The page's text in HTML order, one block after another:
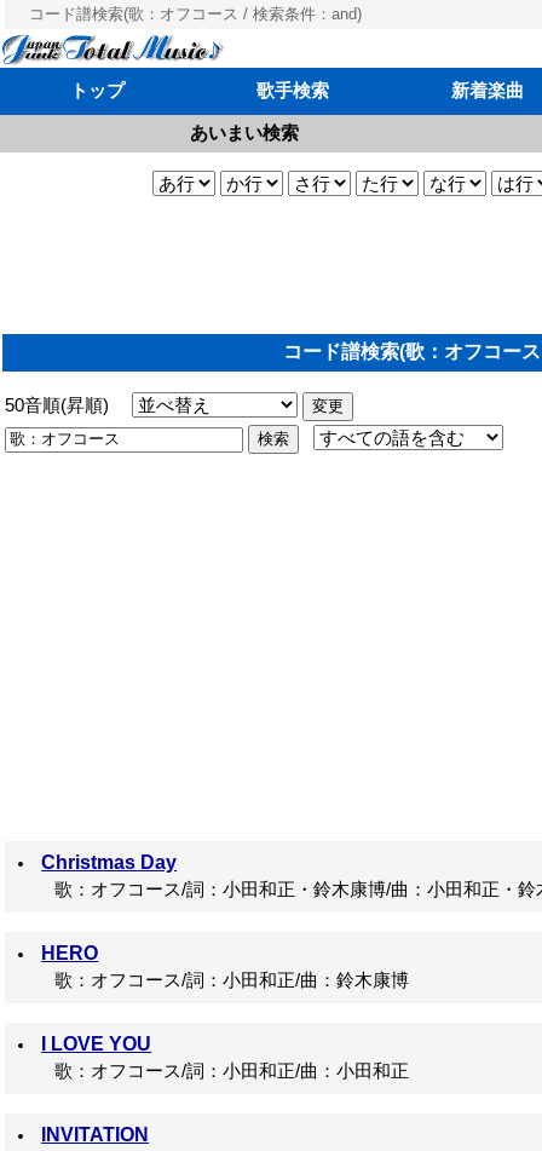
コード譜検索(歌：オフコース / 検索条件：and)
トップ 歌手検索 新着楽曲
あいまい検索
コード譜検索(歌：オフコー
50音順(昇順)
Christmas Day
歌：オフコース/詞：小田和正・鈴木康博/曲：小田和正・鈴
HERO
歌：オフコース/詞：小田和正/曲：鈴木康博
I LOVE YOU
歌：オフコース/詞：小田和正/曲：小田和正
INVITATION